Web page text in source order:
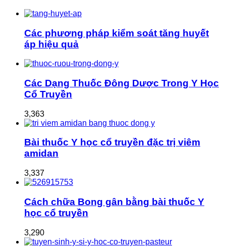
Các phương pháp kiểm soát tăng huyết
áp hiệu quả
Các Dạng Thuốc Đông Dược Trong Y Học
Cổ Truyền
3,363
Bài thuốc Y học cổ truyền đặc trị viêm
amidan
3,337
Cách chữa Bong gân bằng bài thuốc Y
học cổ truyền
3,290